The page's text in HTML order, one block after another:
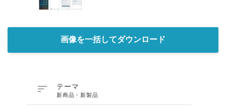
画像を一括してダウンロード
 テーマ
新商品・新製品